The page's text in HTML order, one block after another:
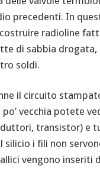
precedenti. In
radioline
di sabbia drogata,
soldi.
il circuito
po’ vecchia potete
transistor) e
silicio i fili non
vengono inseriti